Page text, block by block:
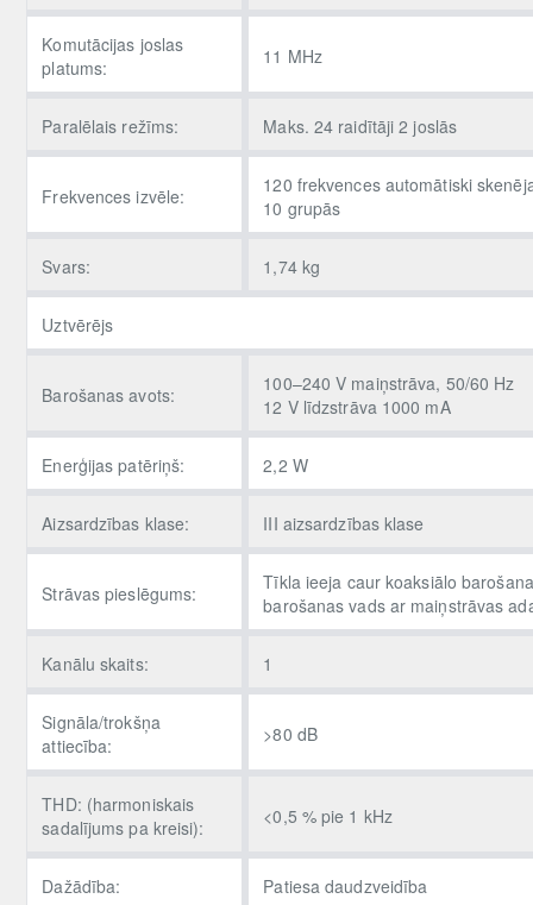
Komutācijas joslas
platums:
11 MHz
Paralēlais režīms: Maks. 24 raidītāji 2 joslās
Frekvences izvēle:
120 frekvences automātiski
10 grupās
Svars: 1,74 kg
Uztvērējs
Barošanas avots:
100–240 V maiņstrāva, 50/60 Hz
12 V līdzstrāva 1000 mA
Enerģijas patēriņš: 2,2 W
Aizsardzības klase: III aizsardzības klase
Strāvas pieslēgums:
Tīkla ieeja caur koaksiālo
barošanas vads ar maiņstrāvas
Kanālu skaits: 1
Signāla/trokšņa
attiecība:
>80 dB
THD: (harmoniskais
sadalījums pa kreisi):
<0,5 % pie 1 kHz
Dažādība: Patiesa daudzveidība